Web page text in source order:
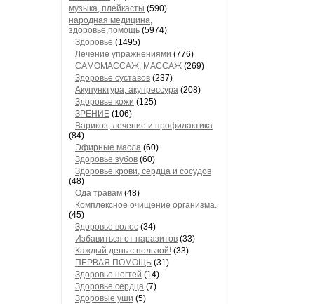
музыка, плейкасты (590)
народная медицина,
здоровье,помощь (5974)
Здоровье (1495)
Лечение упражнениями (776)
САМОМАССАЖ, МАССАЖ (269)
Здоровье суставов (237)
Акупунктура, акупрессура (208)
Здоровье кожи (125)
ЗРЕНИЕ (106)
Варикоз, лечение и профилактика
(84)
Эфирные масла (60)
Здоровье зубов (60)
Здоровье крови, сердца и сосудов
(48)
Ода травам (48)
Комплексное очищение организма.
(45)
Здоровье волос (34)
Избавиться от паразитов (33)
Каждый день с пользой! (33)
ПЕРВАЯ ПОМОЩЬ (31)
Здоровье ногтей (14)
Здоровье сердца (7)
Здоровые уши (5)